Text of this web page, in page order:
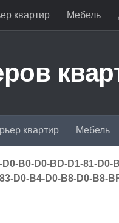
квартир Мебель
квартир Мебель
B0-D0-BD-D1-81-D0-
D0-B4-D0-B8-D0-B8-